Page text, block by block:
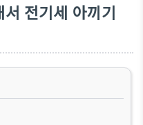
전기세 아끼기